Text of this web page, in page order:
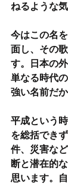
ねるような
今はこの名
面し、その
す。日本の
単なる時代
強い名前だか
平成という
を総括でき
件、災害な
断と潜在的
思います。